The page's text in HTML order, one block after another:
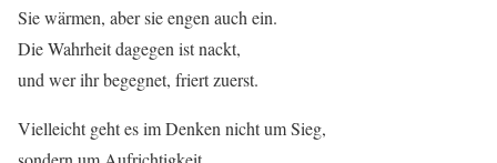
Sie wärmen, aber sie engen auch ein.
Die Wahrheit dagegen ist nackt,
und wer ihr begegnet, friert zuerst.
Vielleicht geht es im Denken nicht um Sieg,